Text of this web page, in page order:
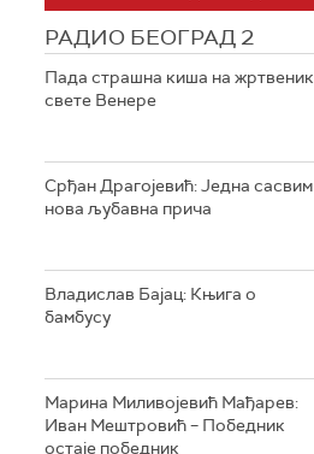
РАДИО БЕОГРАД 2
Пада страшна киша на жртвеник
свете Венере
Срђан Драгојевић: Једна сасвим
нова љубавна прича
Владислав Бајац: Књига о
бамбусу
Марина Миливојевић Мађарев:
Иван Мештровић – Победник
остаје победник